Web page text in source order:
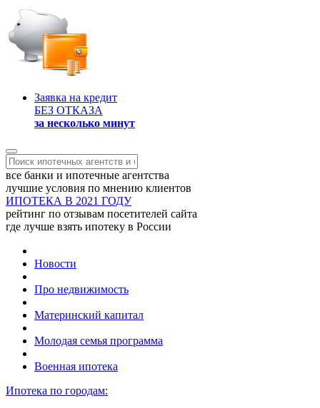
Заявка на кредит
БЕЗ ОТКАЗА
за несколько минут
все банки и ипотечные агентства
лучшие условия по мнению клиентов
ИПОТЕКА В 2021 ГОДУ
рейтинг по отзывам посетителей сайта
где лучше взять ипотеку в России
Новости
Про недвижимость
Материнский капитал
Молодая семья программа
Военная ипотека
Ипотека по городам: